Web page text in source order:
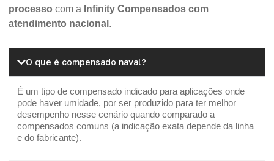
processo com a Infinity Compensados com
atendimento nacional .
O que é compensado naval?
É um tipo de compensado indicado para aplicações onde
pode haver umidade, por ser produzido para ter melhor
desempenho nesse cenário quando comparado a
compensados comuns (a indicação exata depende da linha
e do fabricante).